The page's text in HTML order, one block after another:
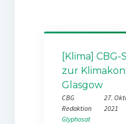
[Klima]
zur
Glasgow
CBG
Redaktion
27.
2021
Glyphosat